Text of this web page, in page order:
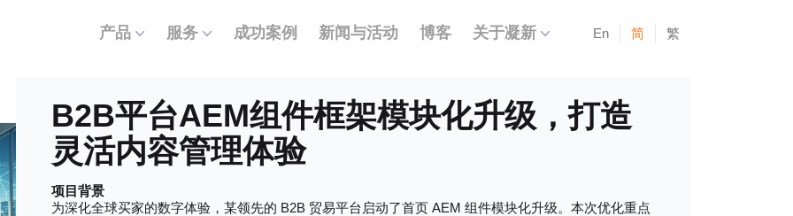
产品 服务 成功案例 新闻与活动 博客 关于凝新 En 简 繁
B2B平台AEM组件框架模块化升级，打造
灵活内容管理体验
项目背景
为深化全球买家的数字体验，某领先的 B2B 贸易平台启动了首页 AEM 组件模块化升级。本次优化重点